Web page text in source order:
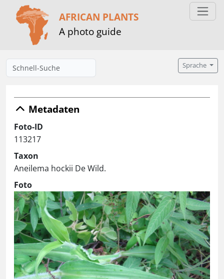
AFRICAN PLANTS
A photo guide
Sprache
Metadaten
Foto-ID
113217
Taxon
Aneilema hockii De Wild.
Foto